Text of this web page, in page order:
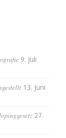
9. Juli
13. Juni
27.